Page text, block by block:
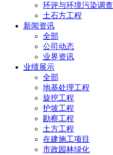
环评与环境污染调查
土石方工程
新闻资讯
全部
公司动态
业界资讯
业绩展示
全部
地基处理工程
旋挖工程
护坡工程
勘察工程
土方工程
在建施工项目
市政园林绿化